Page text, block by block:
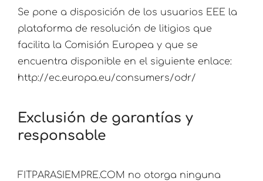
Se pone a disposición de los usuarios EEE la
plataforma de resolución de litigios que
facilita la Comisión Europea y que se
encuentra disponible en el siguiente enlace:
http://ec.europa.eu/consumers/odr/
Exclusión de garantías y
responsable
FITPARASIEMPRE.COM no otorga ninguna